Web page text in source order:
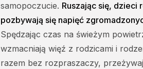
samopoczucie. Ruszając się, dzieci
pozbywają się napięć
Spędzając czas na świeżym
wzmacniają więź z rodzicami i
razem bez rozpraszaczy,